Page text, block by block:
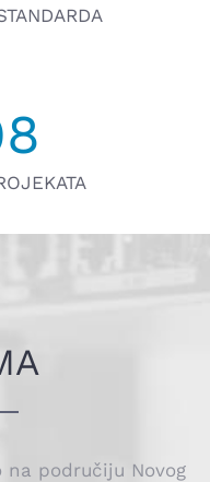
područiju Novog